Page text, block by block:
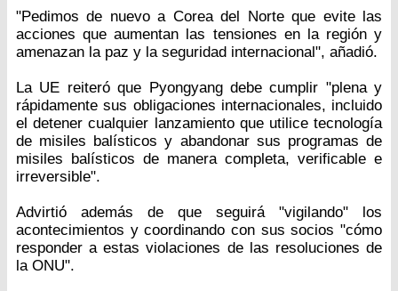
"Pedimos de nuevo a Corea del Norte que evite las
acciones que aumentan las tensiones en la región y
amenazan la paz y la seguridad internacional", añadió.
La UE reiteró que Pyongyang debe cumplir "plena y
rápidamente sus obligaciones internacionales, incluido
el detener cualquier lanzamiento que utilice tecnología
de misiles balísticos y abandonar sus programas de
misiles balísticos de manera completa, verificable e
irreversible".
Advirtió además de que seguirá "vigilando" los
acontecimientos y coordinando con sus socios "cómo
responder a estas violaciones de las resoluciones de
la ONU".